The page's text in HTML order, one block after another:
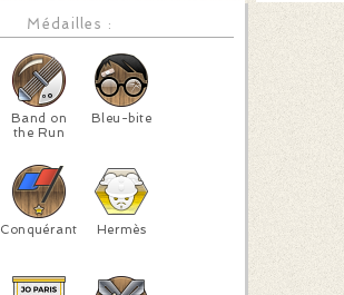
Médailles :
Band on
the Run
Bleu-bite
Conquérant Hermès